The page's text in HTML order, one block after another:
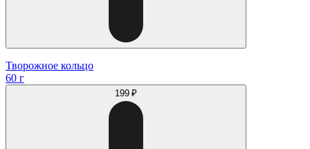
Творожное кольцо
60 г
199 ₽